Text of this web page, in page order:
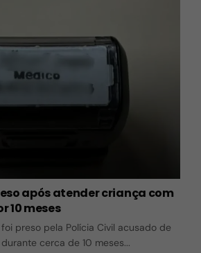
após atender criança com
10 meses
preso pela Polícia Civil acusado de
cerca de 10 meses...